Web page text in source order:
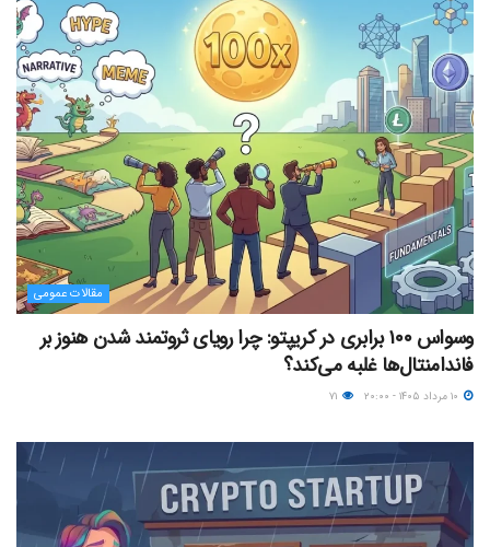
مقالات عمومی
وسواس ۱۰۰ برابری در کریپتو: چرا رویای ثروتمند شدن هنوز بر
فاندامنتال‌ها غلبه می‌کند؟